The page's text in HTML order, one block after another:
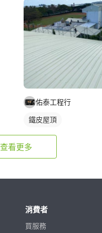
佑泰工程行
鐵皮屋頂
查看更多
消費者
買服務